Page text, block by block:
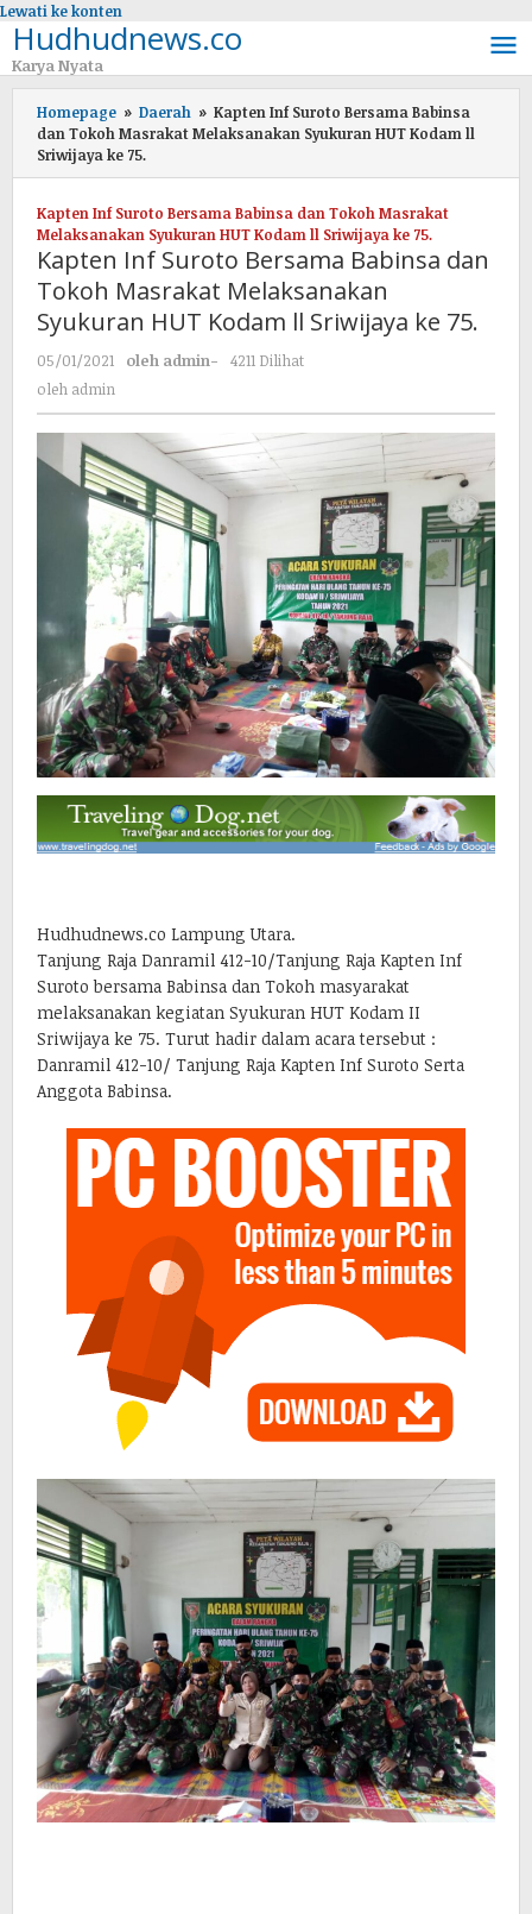
Lewati ke konten
Hudhudnews.co
Karya Nyata
Homepage » Daerah » Kapten Inf Suroto Bersama Babinsa
dan Tokoh Masrakat Melaksanakan Syukuran HUT Kodam ll
Sriwijaya ke 75.
Kapten Inf Suroto Bersama Babinsa dan Tokoh Masrakat
Melaksanakan Syukuran HUT Kodam ll Sriwijaya ke 75.
Kapten Inf Suroto Bersama Babinsa dan
Tokoh Masrakat Melaksanakan
Syukuran HUT Kodam ll Sriwijaya ke 75.
05/01/2021 oleh admin-
4211 Dilihat
oleh admin
Hudhudnews.co Lampung Utara.
Tanjung Raja Danramil 412-10/Tanjung Raja Kapten Inf
Suroto bersama Babinsa dan Tokoh masyarakat
melaksanakan kegiatan Syukuran HUT Kodam II
Sriwijaya ke 75. Turut hadir dalam acara tersebut :
Danramil 412-10/ Tanjung Raja Kapten Inf Suroto Serta
Anggota Babinsa.